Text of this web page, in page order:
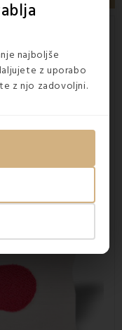
najboljše
z uporabo
z njo zadovoljni.
pridih stila in
velikostim in
za malo denarja.